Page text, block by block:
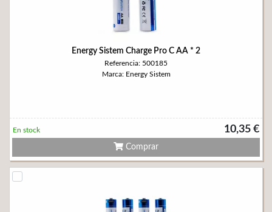
Energy Sistem Charge Pro C AA * 2
Referencia: 500185
Marca: Energy Sistem
10,35 €
En stock
Comprar